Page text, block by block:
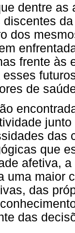
dentre
dos
frente às
de
das
que
afetiva,
uma maior
das
das